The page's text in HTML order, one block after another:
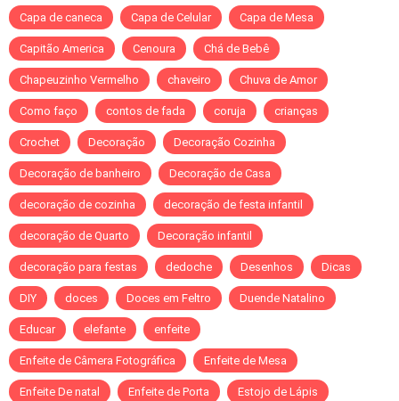
Capa de caneca Capa de Celular Capa de Mesa
Capitão America Cenoura Chá de Bebê
Chapeuzinho Vermelho chaveiro Chuva de Amor
Como faço contos de fada coruja crianças
Crochet Decoração Decoração Cozinha
Decoração de banheiro Decoração de Casa
decoração de cozinha decoração de festa infantil
decoração de Quarto Decoração infantil
decoração para festas dedoche Desenhos Dicas
DIY doces Doces em Feltro Duende Natalino
Educar elefante enfeite
Enfeite de Câmera Fotográfica Enfeite de Mesa
Enfeite De natal Enfeite de Porta Estojo de Lápis